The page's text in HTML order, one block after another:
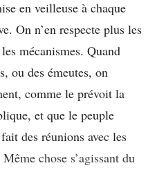
en veilleuse à chaque
On n’en respecte plus les
mécanismes. Quand
ou des émeutes, on
comme le prévoit la
et que le peuple
des réunions avec les
chose s’agissant du